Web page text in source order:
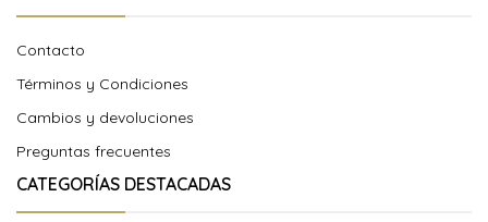
Contacto
Términos y Condiciones
Cambios y devoluciones
Preguntas frecuentes
CATEGORÍAS DESTACADAS